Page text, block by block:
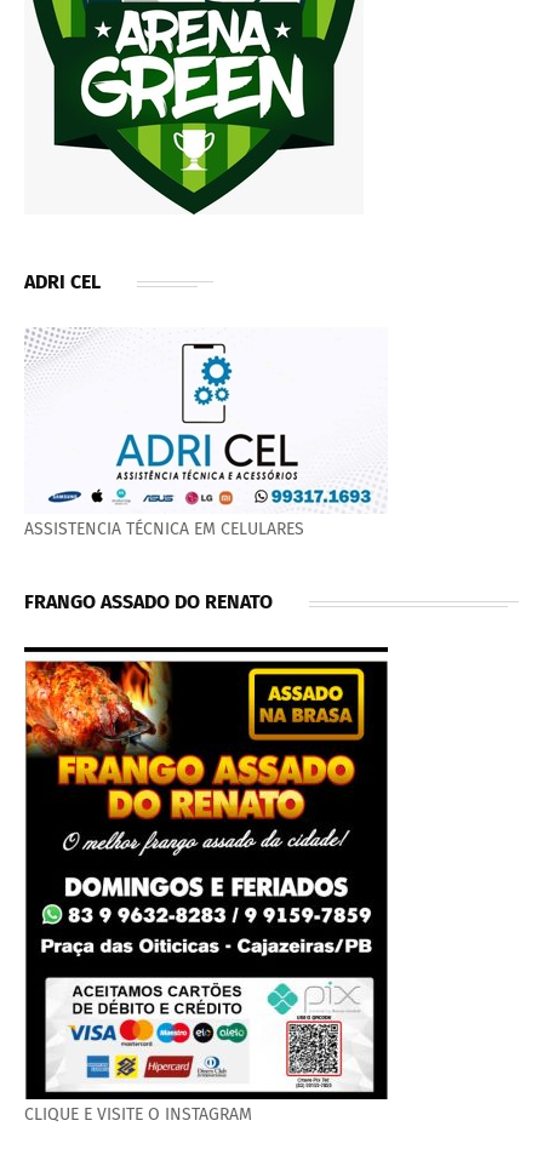
ADRI CEL
ASSISTENCIA TÉCNICA EM CELULARES
FRANGO ASSADO DO RENATO
CLIQUE E VISITE O INSTAGRAM